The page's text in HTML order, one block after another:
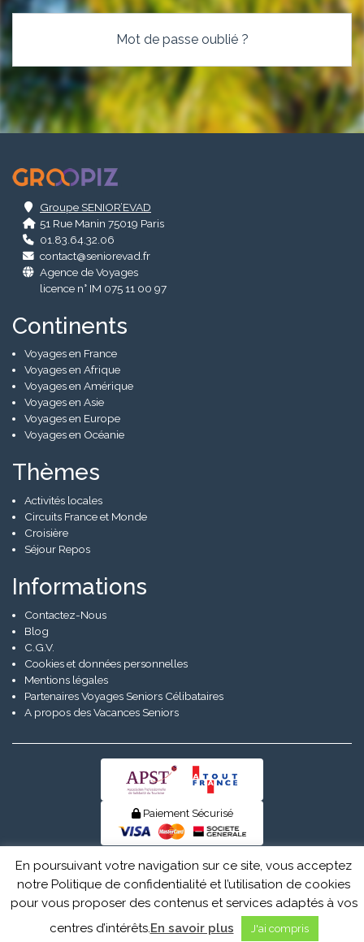
Mot de passe oublié ?
Groupe SENIOR’EVAD
51 Rue Manin 75019 Paris
01.83.64.32.06
contact@seniorevad.fr
Agence de Voyages
licence n° IM 075 11 00 97
Continents
Voyages en France
Voyages en Afrique
Voyages en Amérique
Voyages en Asie
Voyages en Europe
Voyages en Océanie
Thèmes
Activités locales
Circuits France et Monde
Croisière
Séjour Repos
Informations
Contactez-Nous
Blog
C.G.V.
Cookies et données personnelles
Mentions légales
Partenaires Voyages Seniors Célibataires
A propos des Vacances Seniors
Paiement Sécurisé
En poursuivant votre navigation sur ce site, vous acceptez
notre Politique de confidentialité et l’utilisation de cookies
pour vous proposer des contenus et services adaptés à vos
centres d’intérêts.En savoir plus J'ai compris